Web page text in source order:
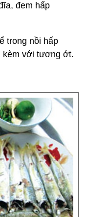
đem hấp
trong nồi hấp
kèm với tương ớt.